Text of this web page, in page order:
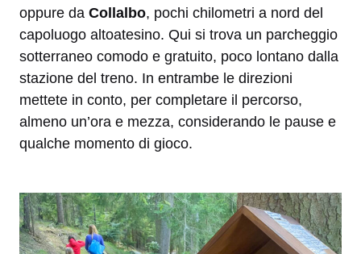
oppure da Collalbo, pochi chilometri a nord del
capoluogo altoatesino. Qui si trova un parcheggio
sotterraneo comodo e gratuito, poco lontano dalla
stazione del treno. In entrambe le direzioni
mettete in conto, per completare il percorso,
almeno un’ora e mezza, considerando le pause e
qualche momento di gioco.